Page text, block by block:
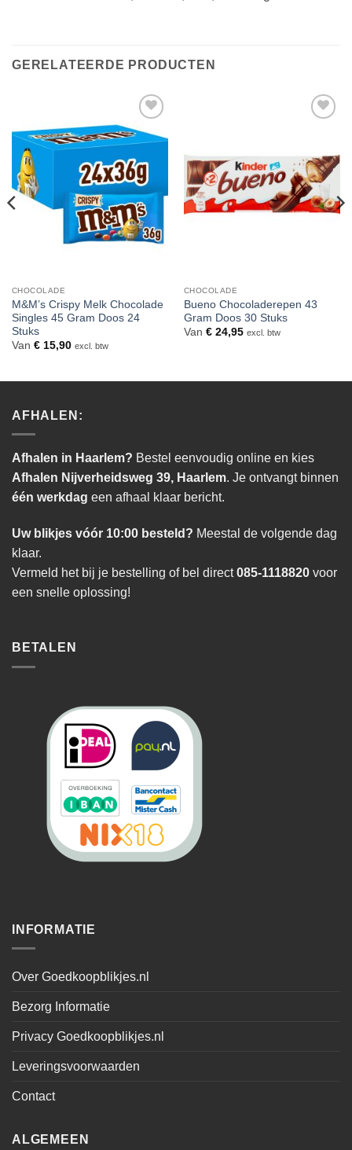
GERELATEERDE PRODUCTEN
Toevoegen
aan
CHOCOLADE
M&M’s Crispy Melk Chocolade
Singles 45 Gram Doos 24
Stuks
Van €15,90 excl. btw
CHOCOLADE
Bueno Chocoladerepen 43
Gram Doos 30 Stuks
Van €24,95 excl. btw
AFHALEN:
Afhalen in Haarlem? Bestel eenvoudig online en kies
Afhalen Nijverheidsweg 39, Haarlem. Je ontvangt binnen
één werkdag een afhaal klaar bericht.
Uw blikjes vóór 10:00 besteld? Meestal de volgende dag
klaar.
Vermeld het bij je bestelling of bel direct085-1118820 voor
een snelle oplossing!
BETALEN
INFORMATIE
Over Goedkoopblikjes.nl
Bezorg Informatie
Privacy Goedkoopblikjes.nl
Leveringsvoorwaarden
Contact
ALGEMEEN